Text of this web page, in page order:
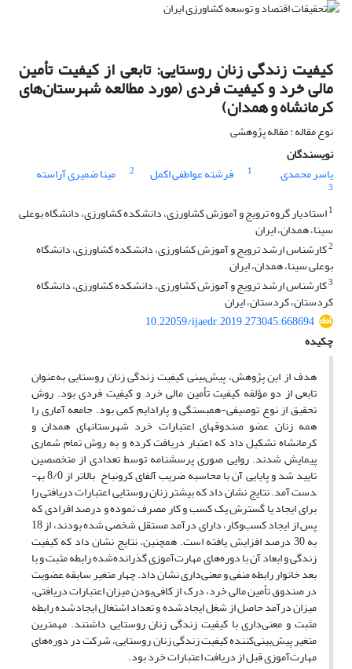
کیفیت زندگی زنان روستایی: تابعی از کیفیت تأمین
مالی خرد و کیفیت فردی (مورد مطالعه شهرستان‌های
کرمانشاه و همدان)
نوع مقاله : مقاله پژوهشی
نویسندگان
یاسر محمدی
1 فرشته عواطفی اکمل 2 مینا ضمیری آراسته
3
1استادیار گروه ترویج و آموزش کشاورزی، دانشکده کشاورزی، دانشگاه بوعلی
سینا، همدان، ایران
2کارشناس ارشد ترویج و آموزش کشاورزی، دانشکده کشاورزی، دانشگاه
بوعلی سینا، همدان، ایران
3کارشناس ارشد ترویج و آموزش کشاورزی، دانشکده کشاورزی، دانشگاه
کردستان، کردستان، ایران
10.22059/ijaedr.2019.273045.668694
چکیده
هدف از این پژوهش، پیش‌بینی کیفیت زندگی زنان روستایی به‌عنوان
تابعی از دو مؤلفه کیفیت تأمین مالی خرد و کیفیت فردی بود. روش
تحقیق از نوع توصیفی-همبستگی و پارادایم کمی بود. جامعه آماری را
همه زنان عضو صندوق­های اعتبارات خرد شهرستانهای همدان و
کرمانشاه تشکیل داد که اعتبار دریافت کرده و به روش تمام شماری
پیمایش شدند.­ روایی صوری پرسشنامه توسط تعدادی از متخصصین
تایید شد و پایایی آن با محاسبه ضریب آلفای کرونباخ بالاتر از 8/0 به­
دست آمد. نتایج نشان داد که بیشتر زنان روستایی اعتبارات دریافتی را
برای ایجاد یا گسترش یک کسب و کار مصرف نموده‌ و درصد افرادی که
پس از ایجاد کسب‌و‌کار، دارای درآمد مستقل شخصی شده بودند، از 18
به 30 درصد افزایش ‌یافته است. همچنین، نتایج نشان داد که کیفیت
زندگی و ابعاد آن با دوره‌های مهارت‌آموزی گذرانده‌شده رابطه مثبت و با
بعد خانوار رابطه منفی و معنی‌داری نشان داد. چهار متغیر سابقه عضویت
در صندوق‌ تأمین مالی خرد، درک از کافی‌بودن میزان اعتبارات دریافتی،
میزان درآمد حاصل از شغل ایجادشده و تعداد اشتغال ایجادشده رابطه
مثبت و معنی‌داری با کیفیت زندگی زنان روستایی داشتند. مهم­ترین
متغیر پیش‌بینی‌کننده کیفیت زندگی زنان روستایی، شرکت در دوره‌های
مهارت‌آموزی قبل از دریافت اعتبارات خرد بود.